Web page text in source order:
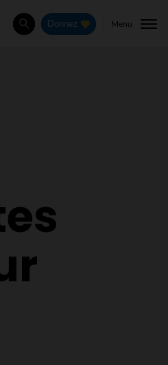
Rechercher
Donnez Menu